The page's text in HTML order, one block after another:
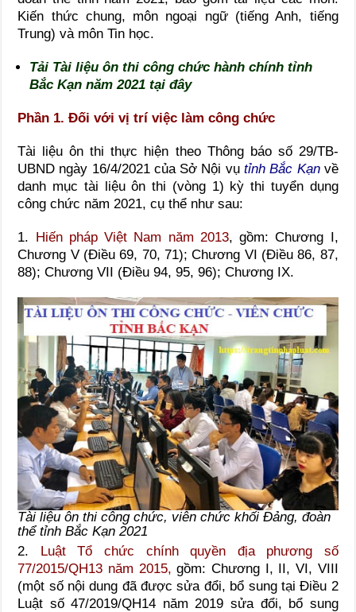
Kiến thức chung, môn ngoại ngữ (tiếng Anh, tiếng
Trung) và môn Tin học.
Tải Tài liệu ôn thi công chức hành chính tỉnh
Bắc Kạn năm 2021 tại đây
Phần 1. Đối với vị trí việc làm công chức
Tài liệu ôn thi thực hiện theo Thông báo số 29/TB-
UBND ngày 16/4/2021 của Sở Nội vụ tỉnh Bắc Kạnvề
danh mục tài liệu ôn thi (vòng 1) kỳ thi tuyển dụng
công chức năm 2021, cụ thể như sau:
1. Hiến pháp Việt Nam năm 2013, gồm: Chương I,
Chương V (Điều 69, 70, 71); Chương VI (Điều 86, 87,
88); Chương VII (Điều 94, 95, 96); Chương IX.
Tài liệu ôn thi công chức, viên chức khối Đảng, đoàn
thể tỉnh Bắc Kạn 2021
2. Luật Tổ chức chính quyền địa phương số
77/2015/QH13 năm 2015, gồm: Chương I, II, VI, VIII
(một số nội dung đã được sửa đổi, bổ sung tại Điều 2
Luật số 47/2019/QH14 năm 2019 sửa đổi, bổ sung